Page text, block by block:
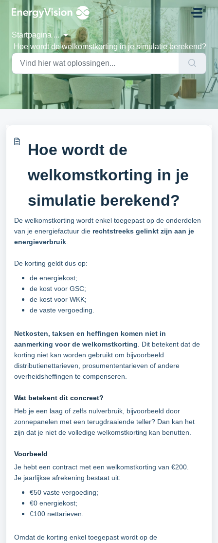
Doorgaan naar hoofdinhoud
Startpagina ...
Hoe wordt de welkomstkorting in je simulatie berekend?
Hoe wordt de
welkomstkorting in je
simulatie berekend?
De welkomstkorting wordt enkel toegepast op de onderdelen
van je energiefactuur die rechtstreeks gelinkt zijn aan je
energieverbruik
De korting geldt dus op:
de energiekost;
de kost voor GSC;
de kost voor WKK;
de vaste vergoeding.
Netkosten, taksen en heffingen komen niet in
aanmerking voor de welkomstkorting . Dit betekent dat de
korting niet kan worden gebruikt om bijvoorbeeld
distributienettarieven, prosumententarieven of andere
overheidsheffingen te compenseren.
Wat betekent dit concreet?
Heb je een laag of zelfs nulverbruik, bijvoorbeeld door
zonnepanelen met een terugdraaiende teller? Dan kan het
zijn dat je niet de volledige welkomstkorting kan benutten.
Voorbeeld
Je hebt een contract met een welkomstkorting van €200.
Je jaarlijkse afrekening bestaat uit:
€50 vaste vergoeding;
€0 energiekost;
€100 nettarieven.
Omdat de korting enkel toegepast wordt op de